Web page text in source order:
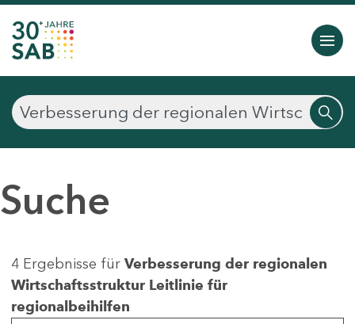
Suche
4 Ergebnisse für Verbesserung der regionalen
Wirtschaftsstruktur Leitlinie für
regionalbeihilfen